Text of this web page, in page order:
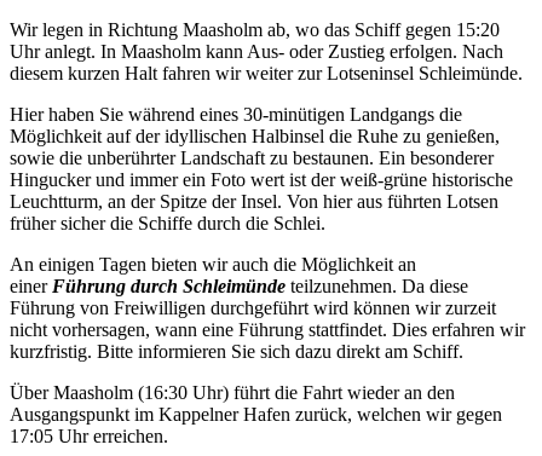
Wir legen in Richtung Maasholm ab, wo das Schiff gegen 15:20
Uhr anlegt. In Maasholm kann Aus- oder Zustieg erfolgen. Nach
diesem kurzen Halt fahren wir weiter zur Lotseninsel Schleimünde.
Hier haben Sie während eines 30-minütigen Landgangs die
Möglichkeit auf der idyllischen Halbinsel die Ruhe zu genießen,
sowie die unberührter Landschaft zu bestaunen. Ein besonderer
Hingucker und immer ein Foto wert ist der weiß-grüne historische
Leuchtturm, an der Spitze der Insel. Von hier aus führten Lotsen
früher sicher die Schiffe durch die Schlei.
An einigen Tagen bieten wir auch die Möglichkeit an
einer Führung durch Schleimünde teilzunehmen. Da diese
Führung von Freiwilligen durchgeführt wird können wir zurzeit
nicht vorhersagen, wann eine Führung stattfindet. Dies erfahren wir
kurzfristig. Bitte informieren Sie sich dazu direkt am Schiff.
Über Maasholm (16:30 Uhr) führt die Fahrt wieder an den
Ausgangspunkt im Kappelner Hafen zurück, welchen wir gegen
17:05 Uhr erreichen.